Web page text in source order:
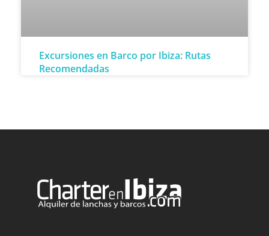
Excursiones en Barco por Ibiza: Rutas
Recomendadas